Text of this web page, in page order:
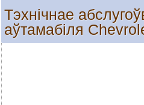
Тэхнічнае
аўтамабіля